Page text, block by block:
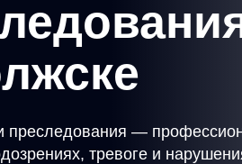
преследования —
тревоге и